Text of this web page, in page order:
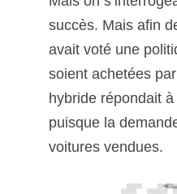
succès. Mais afin
avait voté une
soient achetées
hybride répondait
puisque la
voitures vendues.